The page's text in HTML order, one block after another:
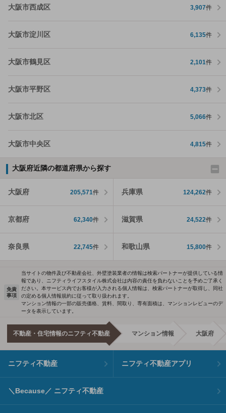
大阪市西成区 3,907件
大阪市淀川区 6,135件
大阪市鶴見区 2,101件
大阪市平野区 4,373件
大阪市北区 5,066件
大阪市中央区 4,815件
大阪府近隣の都道府県から探す
大阪府 205,571件 兵庫県 124,262件
京都府 62,340件 滋賀県 24,522件
奈良県 22,745件 和歌山県 15,800件
免責
事項
当サイトの物件及び不動産会社、外壁塗装業者の情報は検索パートナーが提供している情
報であり、ニフティライフスタイル株式会社は内容の責任を負わないことを予めご了承く
ださい。本サービス内でお客様が入力される個人情報は、検索パートナーが取得し、同社
の定める個人情報規約に従って取り扱われます。
マンション情報の一部の販売価格、賃料、間取り、専有面積は、マンションレビューのデ
ータを表示しています。
不動産・住宅情報のニフティ不動産 マンション情報 大阪府
ニフティ不動産 ニフティ不動産アプリ
＼Because／ ニフティ不動産